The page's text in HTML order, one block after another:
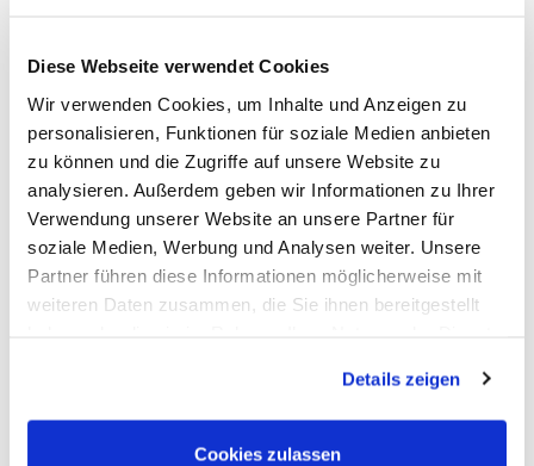
Diese Webseite verwendet Cookies
Wir verwenden Cookies, um Inhalte und Anzeigen zu
personalisieren, Funktionen für soziale Medien anbieten
zu können und die Zugriffe auf unsere Website zu
analysieren. Außerdem geben wir Informationen zu Ihrer
Verwendung unserer Website an unsere Partner für
soziale Medien, Werbung und Analysen weiter. Unsere
Partner führen diese Informationen möglicherweise mit
weiteren Daten zusammen, die Sie ihnen bereitgestellt
Details zeigen
Cookies zulassen